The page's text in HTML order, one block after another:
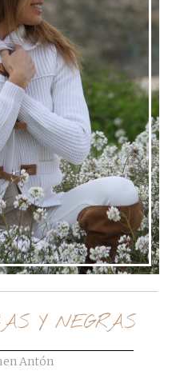
Ir al post
Y NEGRAS
Antón